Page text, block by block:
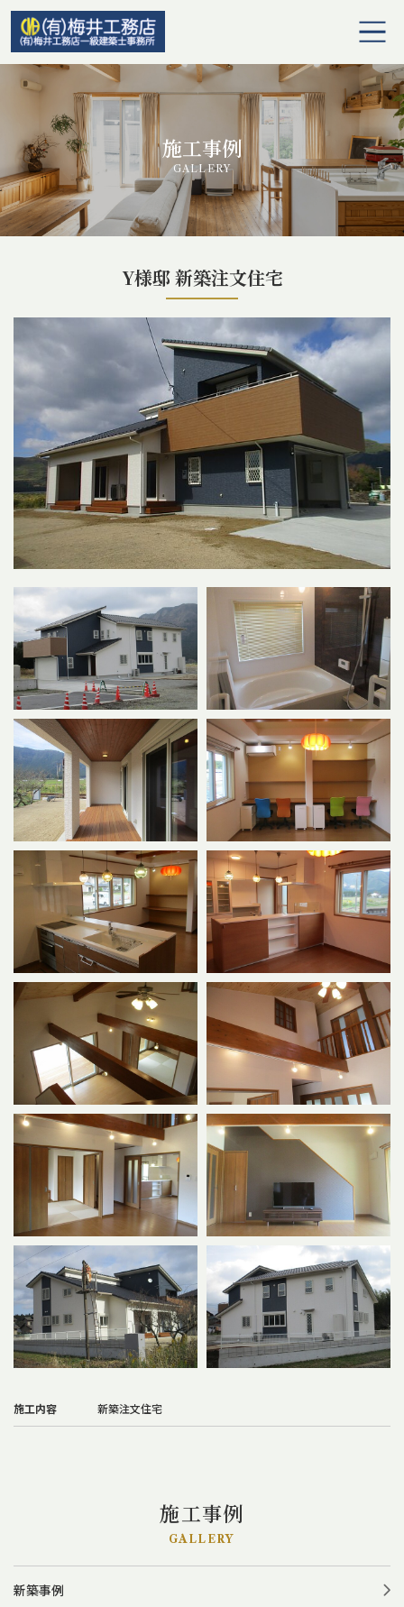
ホーム
選ばれる理由
梅井工務店の注文住宅
水まわりリフォーム
内装リフォーム・リノベーション
外壁・屋根改修
会社概要
プライバシーポリシー
お問い合わせ
施工事例
お知らせ
スタッフブログ
施工事例
GALLERY
Y様邸 新築注文住宅
施工内容 新築注文住宅
施工事例
GALLERY
新築事例